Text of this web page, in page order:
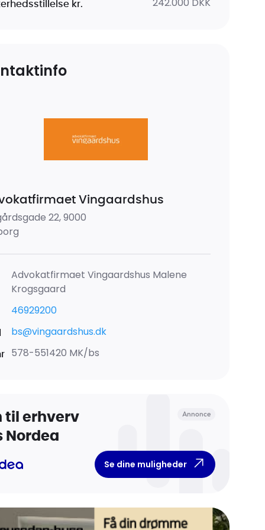
kr. 242.000 DKK
Vingaardshus
22, 9000
Advokatfirmaet Vingaardshus Malene
Krogsgaard
46929200
bs@vingaardshus.dk
578-551420 MK/bs
til erhverv
Nordea
Annonce
Se dine muligheder